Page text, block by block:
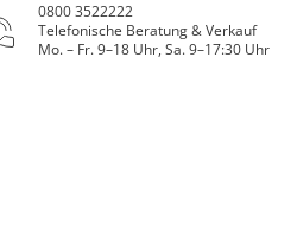
0800 3522222
Telefonische Beratung & Verkauf
Mo. – Fr. 9–18 Uhr, Sa. 9–17:30 Uhr